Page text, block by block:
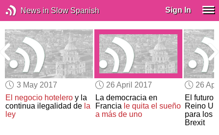
News in Slow Spanish Sign In
3 May 2017
El negocio hotelero y la
continua ilegalidad de la
ley
26 April 2017
La democracia en
Francia le quita el sueño
a más de uno
26
El futuro
Reino
para los
Brexit